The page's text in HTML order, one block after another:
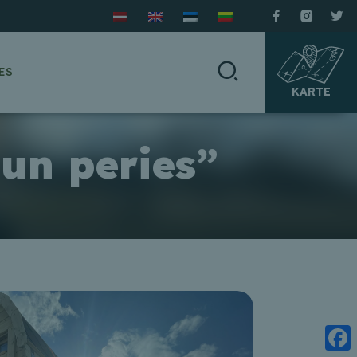
KARTE
peries”